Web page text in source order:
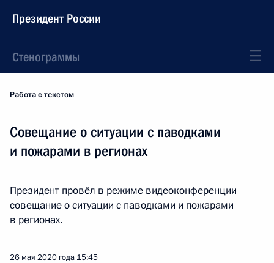
Президент России
Стенограммы
Работа с текстом
Совещание о ситуации с паводками
и пожарами в регионах
Президент провёл в режиме видеоконференции
совещание о ситуации с паводками и пожарами
в регионах.
26 мая 2020 года 15:45